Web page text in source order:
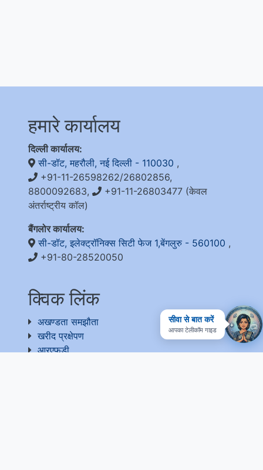
सीवा से बात करें
आपका टेलीकॉम गाइड
हमारे कार्यालय
दिल्ली कार्यालय:
सी-डॉट, महरौली, नई दिल्ली - 110030 ,
+91-11-26598262/26802856,
8800092683,
+91-11-26803477 (केवल
अंतर्राष्ट्रीय कॉल)
बैंगलोर कार्यालय:
सी-डॉट, इलेक्ट्रॉनिक्स सिटी फेज 1,बेंगलुरु - 560100 ,
+91-80-28520050
क्विक लिंक
अखण्डता समझौता
खरीद प्रक्षेपण
आरएफडी